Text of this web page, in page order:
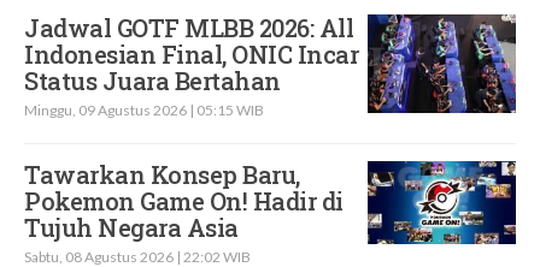
Jadwal GOTF MLBB 2026: All
Indonesian Final, ONIC Incar
Status Juara Bertahan
Minggu, 09 Agustus 2026 | 05:15 WIB
Tawarkan Konsep Baru,
Pokemon Game On! Hadir di
Tujuh Negara Asia
Sabtu, 08 Agustus 2026 | 22:02 WIB